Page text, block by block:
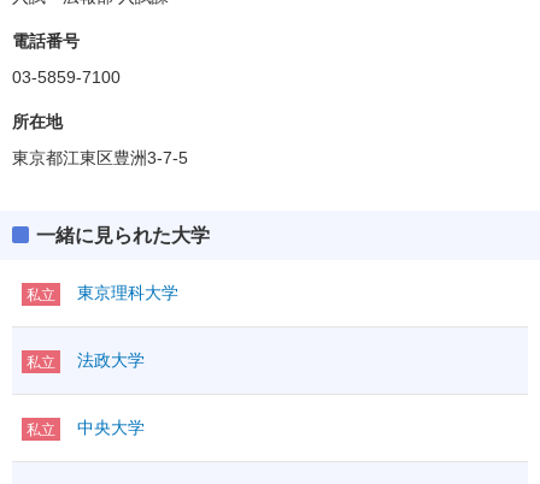
電話番号
03-5859-7100
所在地
東京都江東区豊洲3-7-5
一緒に見られた大学
私立 東京理科大学
私立 法政大学
私立 中央大学